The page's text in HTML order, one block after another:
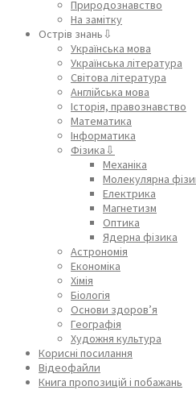
Природознавство
На замітку
Острів знань⇩
Українська мова
Українська література
Світова література
Англійська мова
Історія, правознавство
Математика
Інформатика
Фізика⇩
Механіка
Молекулярна
Електрика
Магнетизм
Оптика
Ядерна фізика
Астрономія
Економіка
Хімія
Біологія
Основи здоров’я
Географія
Художня культура
Корисні посилання
Відеофайли
Книга пропозицій і побажань